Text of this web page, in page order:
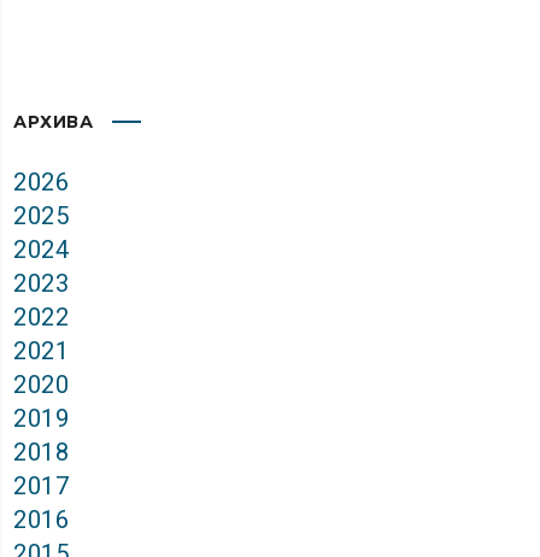
АРХИВА
2026
2025
2024
2023
2022
2021
2020
2019
2018
2017
2016